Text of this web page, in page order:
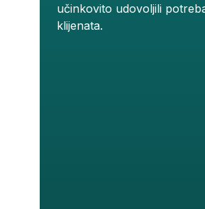
učinkovito udovoljili
klijenata.